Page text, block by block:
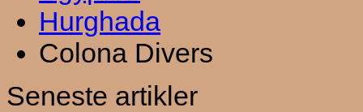
Hurghada
Colona Divers
Seneste artikler